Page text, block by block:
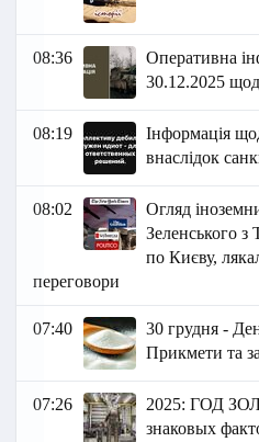
08:36
Оперативна
30.12.2025
08:19
Інформація
внаслідок
08:02
Огляд
Зеленського з
по Києву,
переговори
07:40
30 грудня -
Прикмети та
07:26
2025: ГОД
знаковых